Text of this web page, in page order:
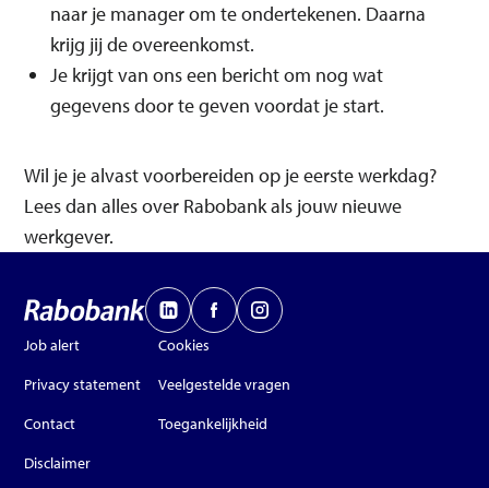
naar je manager om te ondertekenen. Daarna
krijg jij de overeenkomst.
Je krijgt van ons een bericht om nog wat
gegevens door te geven voordat je start.
Wil je je alvast voorbereiden op je eerste werkdag?
Lees dan alles over Rabobank als jouw nieuwe
werkgever.
Job alert
Privacy statement
Contact
Disclaimer
Cookies
Veelgestelde vragen
Toegankelijkheid